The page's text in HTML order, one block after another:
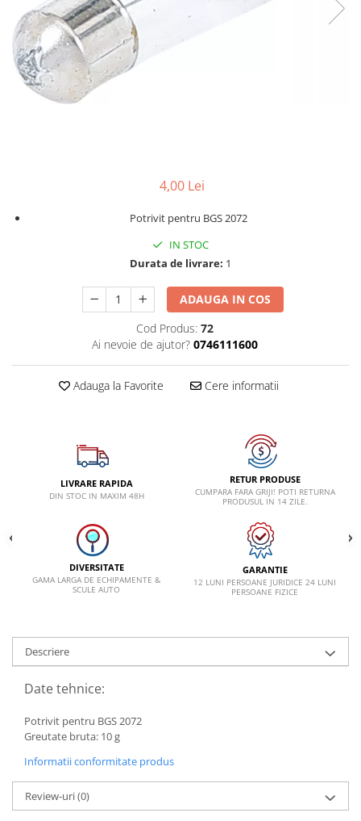
Dispozitive pentru anvelope
Gresoare
Alternator, Fulie
Mazda
Mercedes-Benz
Mini
Nissan
Saab
VW
Dispozitive magnetice, oglinzi,
lampi
4,00 Lei
Potrivit pentru BGS 2072
IN STOC
Durata de livrare: 1
ADAUGA IN COS
Cod Produs: 72
Ai nevoie de ajutor? 0746111600
Adauga la Favorite Cere informatii
LIVRARE RAPIDA
DIN STOC IN MAXIM 48H
RETUR PRODUSE
CUMPARA FARA GRIJI! POTI RETURNA
PRODUSUL IN 14 ZILE.
DIVERSITATE
GAMA LARGA DE ECHIPAMENTE &
SCULE AUTO
GARANTIE
12 LUNI PERSOANE JURIDICE 24 LUNI
PERSOANE FIZICE
Descriere
Date tehnice:
Potrivit pentru BGS 2072
Greutate bruta: 10 g
Informatii conformitate produs
Review-uri(0)